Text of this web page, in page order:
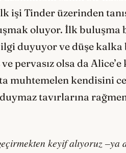
işi Tinder üzerinden
oluyor. İlk buluşma
duyuyor ve düşe
pervasız olsa da
muhtemelen kendisini
tavırlarına
keyif alıyoruz –ya